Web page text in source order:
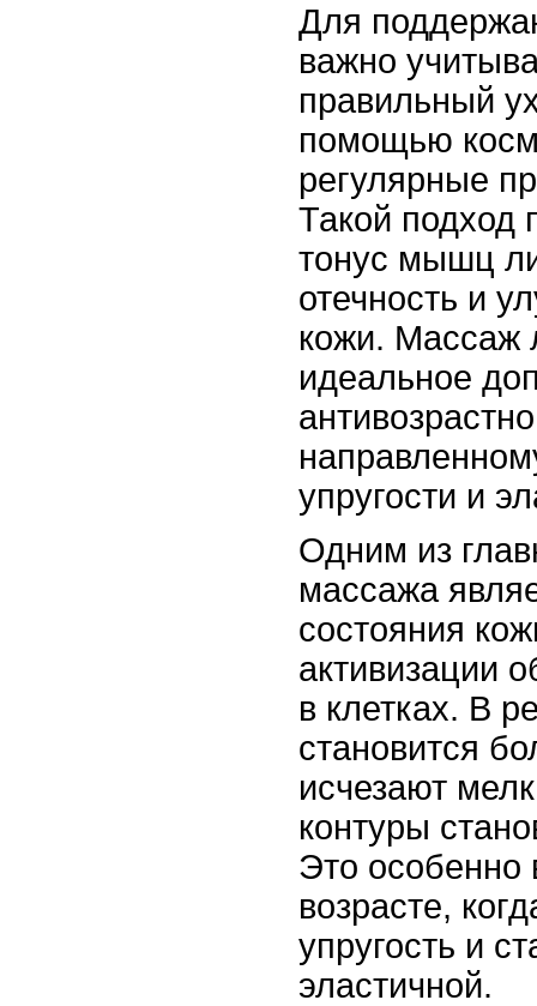
Для
важно
правильный
помощью
регулярные
Такой подход
тонус мышц
отечность и
кожи. Массаж
идеальное
упругости и
Одним из
массажа
состояния
активизации
в клетках. В
становится
исчезают
контуры
Это особенно
возрасте,
упругость и
эластичной.